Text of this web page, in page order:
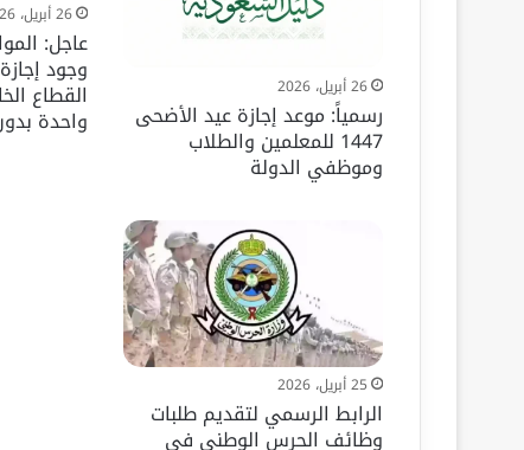
26 أبريل، 2026
رسمياً: موعد إجازة عيد الأضحى
1447 للمعلمين والطلاب
وموظفي الدولة
26 أبريل، 2026
عاجل:
وجود
القطاع
واحدة
25 أبريل، 2026
الرابط الرسمي لتقديم طلبات
وظائف الحرس الوطني في